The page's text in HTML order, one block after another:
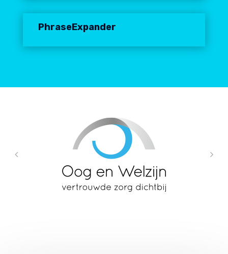
PhraseExpander